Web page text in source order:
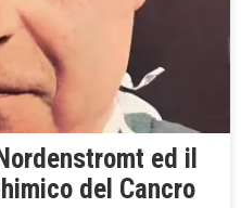
ed il
del Cancro